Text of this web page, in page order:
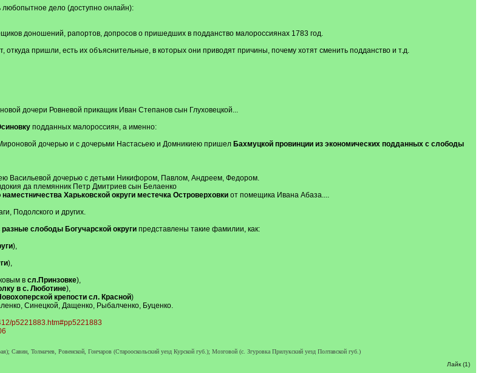
дело (доступно онлайн):
доношений, рапортов, допросов о пришедших в подданство малороссиянах 1783 год.
откуда пришли, есть их объяснительные, в которых они приводят причины, почему хотят сменить подданство и т.д.
дочери Ровневой прикащик Иван Степанов сын Глуховецкой...
подданных малороссиян, а именно:
дочерью и с дочерьми Настасьею и Домникиею пришел Бахмуцкой провинции из экономических подданных с слободы
Васильевой дочерью с детьми Никифором, Павлом, Андреем, Федором.
да племянник Петр Дмитриев сын Белаенко
наместничества Харьковской округи местечка Островерховки от помещика Ивана Абаза....
Подолского и других.
разные слободы Богучарской округи представлены такие фамилии, как:
),
),
в сл.Принзовке),
в с. Люботине),
крепости сл. Красной)
Синецкой, Дащенко, Рыбалченко, Буценко.
p5221883.htm#pp5221883
Савин, Толмачев, Ровенской, Гончаров (Старооскольский уезд Курской губ.); Мозговой (с. Згуровка Прилукский уезд Полтавской губ.)
Лайк (1)